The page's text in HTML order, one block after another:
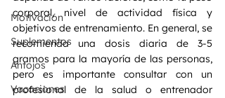
Motivación
Suplementos
Antojos
Vacaciones
corporal, nivel de actividad física y
objetivos de entrenamiento. En general, se
recomienda una dosis diaria de 3-5
gramos para la mayoría de las personas,
pero es importante consultar con un
profesional de la salud o entrenador